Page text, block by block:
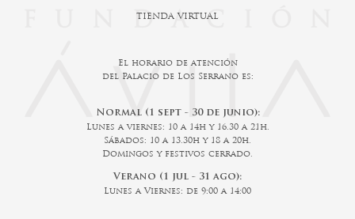
TIENDA VIRTUAL
El horario de atención
del Palacio de Los Serrano es:
Normal (1 sept - 30 de junio):
Lunes a viernes: 10 a 14h y 16.30 a 21h.
Sábados: 10 a 13.30h y 18 a 20h.
Domingos y festivos cerrado.
Verano (1 jul - 31 ago):
Lunes a Viernes: de 9:00 a 14:00